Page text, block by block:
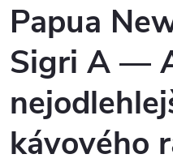
Papua
Sigri A —
kávového